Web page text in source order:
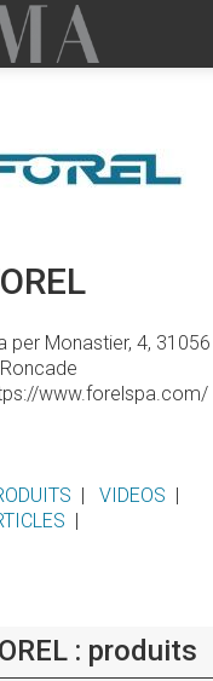
per Monastier, 4, 31056
www.forelspa.com/
| VIDEOS |
|
: produits